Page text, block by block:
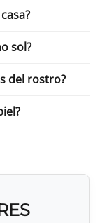
sol?
del rostro?